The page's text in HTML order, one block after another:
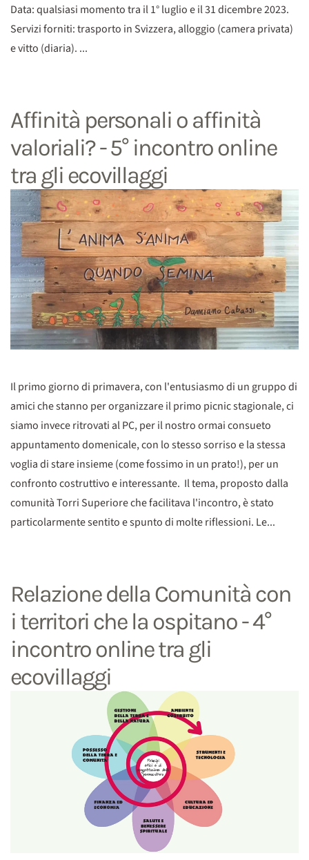
Data: qualsiasi momento tra il 1° luglio e il 31 dicembre 2023.
Servizi forniti: trasporto in Svizzera, alloggio (camera privata)
e vitto (diaria). ...
Affinità personali o affinità
valoriali? - 5° incontro online
tra gli ecovillaggi
Il primo giorno di primavera, con l'entusiasmo di un gruppo di
amici che stanno per organizzare il primo picnic stagionale, ci
siamo invece ritrovati al PC, per il nostro ormai consueto
appuntamento domenicale, con lo stesso sorriso e la stessa
voglia di stare insieme (come fossimo in un prato!), per un
confronto costruttivo e interessante. Il tema, proposto dalla
comunità Torri Superiore che facilitava l'incontro, è stato
particolarmente sentito e spunto di molte riflessioni. Le...
Relazione della Comunità con
i territori che la ospitano - 4°
incontro online tra gli
ecovillaggi